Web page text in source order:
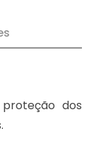
dos